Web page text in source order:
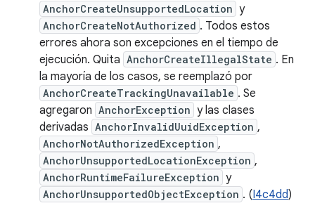
AnchorCreateUnsupportedLocation y
AnchorCreateNotAuthorized . Todos estos
errores ahora son excepciones en el tiempo de
ejecución. Quita AnchorCreateIllegalState . En
la mayoría de los casos, se reemplazó por
AnchorCreateTrackingUnavailable . Se
agregaron AnchorException y las clases
derivadas AnchorInvalidUuidException ,
AnchorNotAuthorizedException ,
AnchorUnsupportedLocationException ,
AnchorRuntimeFailureException y
AnchorUnsupportedObjectException . (I4c4dd)